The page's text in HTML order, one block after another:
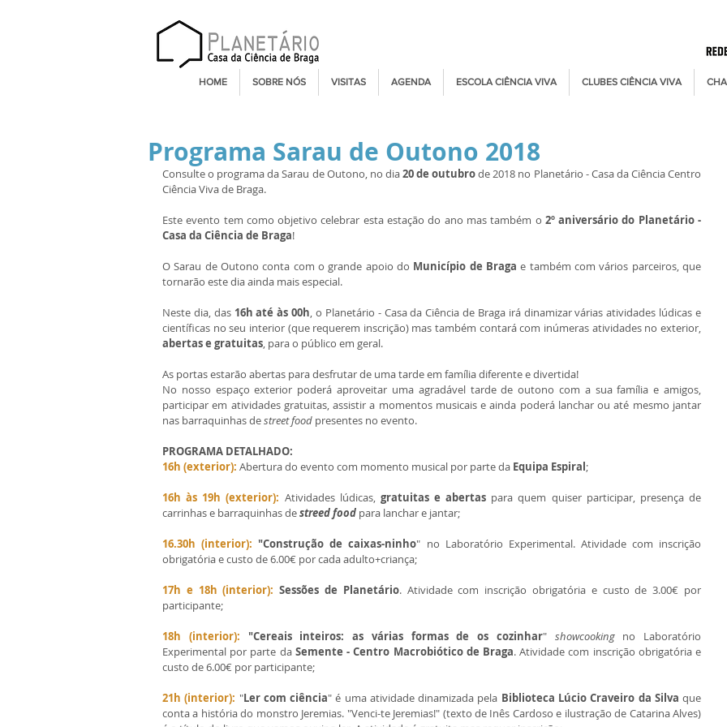
HOME SOBRE NÓS VISITAS AGENDA ESCOLA CIÊNCIA VIVA CLUBES CIÊNCIA VIVA
Programa Sarau de Outono 2018
Consulte o programa da Sarau de Outono, no dia 20 de outubro de 2018 no Planetário - Casa da Ciência Centro
Ciência Viva de Braga.
Este evento tem como objetivo celebrar esta estação do ano mas também o 2º aniversário do Planetário -
Casa da Ciência de Braga!
O Sarau de Outono conta com o grande apoio do Município de Braga e também com vários parceiros, que
tornarão este dia ainda mais especial.
Neste dia, das 16h até às 00h, o Planetário - Casa da Ciência de Braga irá dinamizar várias atividades lúdicas e
abertas e gratuitas, para o público em geral.
As portas estarão abertas para desfrutar de uma tarde em família diferente e divertida!
No nosso espaço exterior poderá aproveitar uma agradável tarde de outono com a sua família e amigos,
participar em atividades gratuitas, assistir a momentos musicais e ainda poderá lanchar ou até mesmo jantar
nas barraquinhas de street food presentes no evento.
PROGRAMA DETALHADO:
16h (exterior): Abertura do evento com momento musical por parte da Equipa Espiral;
16h às 19h (exterior): Atividades lúdicas, gratuitas e abertas para quem quiser participar, presença de
carrinhas e barraquinhas de streed food para lanchar e jantar;
16.30h (interior): "Construção de caixas-ninho" no Laboratório Experimental. Atividade com inscrição
obrigatória e custo de 6.00€ por cada adulto+criança;
17h e 18h (interior): Sessões de Planetário. Atividade com inscrição obrigatória e custo de 3.00€ por
participante;
18h (interior): "Cereais inteiros: as várias formas de os cozinhar" showcooking no Laboratório
Experimental por parte da Semente - Centro Macrobiótico de Braga. Atividade com inscrição obrigatória e
custo de 6.00€ por participante;
21h (interior): "Ler com ciência" é uma atividade dinamizada pela Biblioteca Lúcio Craveiro da Silva que
conta a história do monstro Jeremias. "Venci-te Jeremias!" (texto de Inês Cardoso e ilustração de Catarina Alves)